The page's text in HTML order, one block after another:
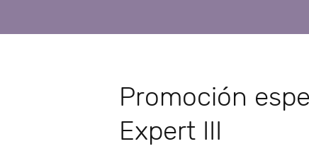
Promoción
Expert III